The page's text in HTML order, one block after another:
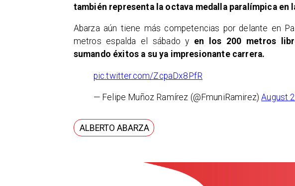
también representa la octava medalla paralímpica en
Abarza aún tiene más competencias por delante en
metros espalda el sábado y en los 200 metros
sumando éxitos a su ya impresionante carrera.
pic.twitter.com/ZcpaDx8PfR
— Felipe Muñoz Ramírez (@FmuniRamirez)August
ALBERTO ABARZA